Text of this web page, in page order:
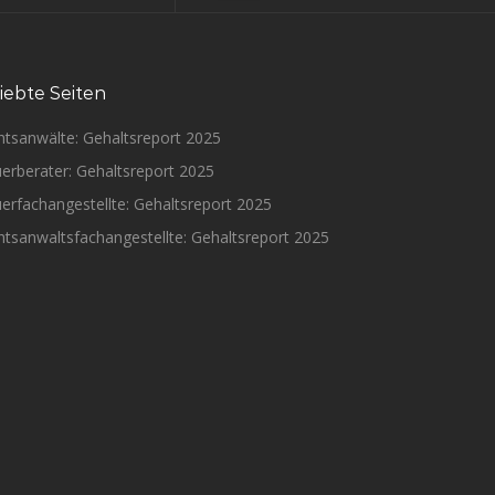
Seiten
Gehaltsreport 2025
Gehaltsreport 2025
Gehaltsreport 2025
Gehaltsreport 2025